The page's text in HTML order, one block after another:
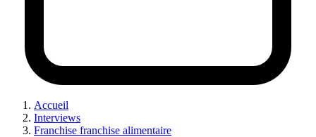
Accueil
Interviews
Franchise franchise alimentaire